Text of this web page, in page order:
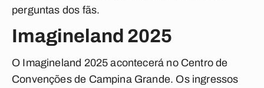
perguntas dos fãs.
Imagineland 2025
O Imagineland 2025 acontecerá no Centro de
Convenções de Campina Grande. Os ingressos